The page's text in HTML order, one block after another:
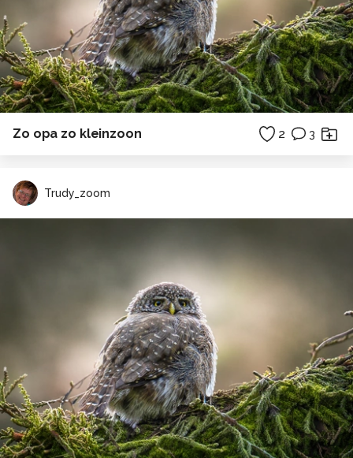
Zo opa zo kleinzoon 2 3
Trudy_zoom